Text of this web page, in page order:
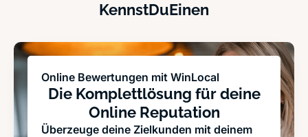
KennstDuEinen
Online Bewertungen mit WinLocal
Die Komplettlösung für deine
Online Reputation
Überzeuge deine Zielkunden mit deinem